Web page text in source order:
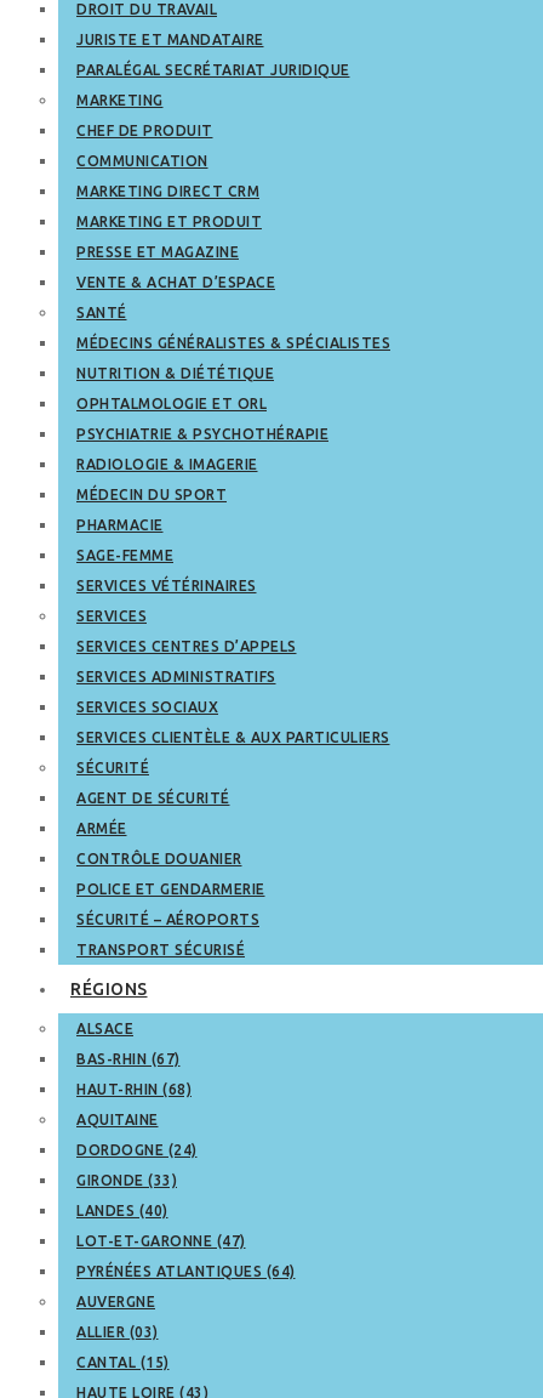
DROIT DU TRAVAIL
JURISTE ET MANDATAIRE
PARALÉGAL SECRÉTARIAT JURIDIQUE
MARKETING
CHEF DE PRODUIT
COMMUNICATION
MARKETING DIRECT CRM
MARKETING ET PRODUIT
PRESSE ET MAGAZINE
VENTE & ACHAT D’ESPACE
SANTÉ
MÉDECINS GÉNÉRALISTES & SPÉCIALISTES
NUTRITION & DIÉTÉTIQUE
OPHTALMOLOGIE ET ORL
PSYCHIATRIE & PSYCHOTHÉRAPIE
RADIOLOGIE & IMAGERIE
MÉDECIN DU SPORT
PHARMACIE
SAGE-FEMME
SERVICES VÉTÉRINAIRES
SERVICES
SERVICES CENTRES D’APPELS
SERVICES ADMINISTRATIFS
SERVICES SOCIAUX
SERVICES CLIENTÈLE & AUX PARTICULIERS
SÉCURITÉ
AGENT DE SÉCURITÉ
ARMÉE
CONTRÔLE DOUANIER
POLICE ET GENDARMERIE
SÉCURITÉ – AÉROPORTS
TRANSPORT SÉCURISÉ
RÉGIONS
ALSACE
BAS-RHIN (67)
HAUT-RHIN (68)
AQUITAINE
DORDOGNE (24)
GIRONDE (33)
LANDES (40)
LOT-ET-GARONNE (47)
PYRÉNÉES ATLANTIQUES (64)
AUVERGNE
ALLIER (03)
CANTAL (15)
HAUTE LOIRE (43)